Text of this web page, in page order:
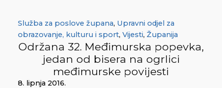
Služba za poslove župana, Upravni odjel za
obrazovanje, kulturu i sport, Vijesti, Županija
Održana 32. Međimurska popevka,
jedan od bisera na ogrlici
međimurske povijesti
8. lipnja 2016.